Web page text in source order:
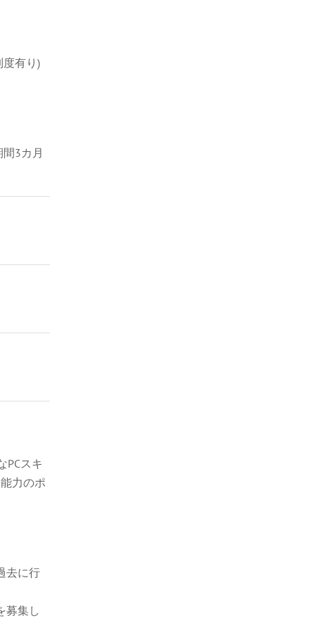
有り)
3カ月
PCスキ
力のポ
去に行
募集し